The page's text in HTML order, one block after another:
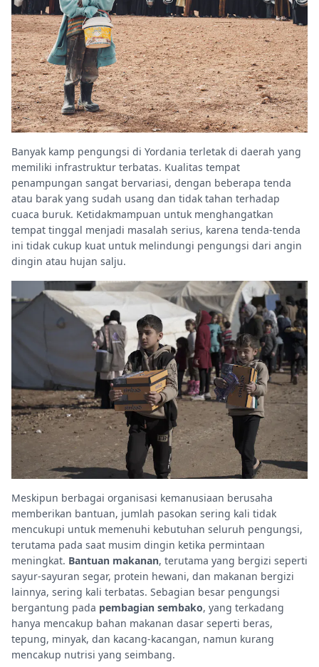
Banyak kamp pengungsi di Yordania terletak di daerah yang
memiliki infrastruktur terbatas. Kualitas tempat
penampungan sangat bervariasi, dengan beberapa tenda
atau barak yang sudah usang dan tidak tahan terhadap
cuaca buruk. Ketidakmampuan untuk menghangatkan
tempat tinggal menjadi masalah serius, karena tenda-tenda
ini tidak cukup kuat untuk melindungi pengungsi dari angin
dingin atau hujan salju.
Meskipun berbagai organisasi kemanusiaan berusaha
memberikan bantuan, jumlah pasokan sering kali tidak
mencukupi untuk memenuhi kebutuhan seluruh pengungsi,
terutama pada saat musim dingin ketika permintaan
meningkat. Bantuan makanan, terutama yang bergizi seperti
sayur-sayuran segar, protein hewani, dan makanan bergizi
lainnya, sering kali terbatas. Sebagian besar pengungsi
bergantung pada pembagian sembako, yang terkadang
hanya mencakup bahan makanan dasar seperti beras,
tepung, minyak, dan kacang-kacangan, namun kurang
mencakup nutrisi yang seimbang.